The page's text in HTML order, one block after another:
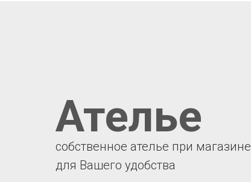
Ателье
собственное ателье при магазине
для Вашего удобства